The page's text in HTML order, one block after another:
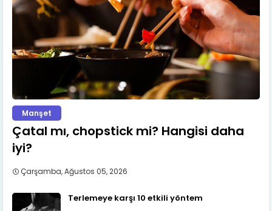
Manşet
Çatal mı, chopstick mi? Hangisi daha
iyi?
Çarşamba, Ağustos 05, 2026
Terlemeye karşı 10 etkili yöntem